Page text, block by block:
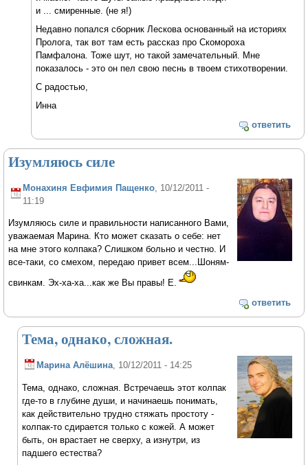
и ... смиренные. (не я!)
Недавно попался сборник Лескова основанный на историях
Пролога, так вот там есть рассказ про Скомороха
Памфалона. Тоже шут, но такой замечательный. Мне
показалось - это он пел свою песнь в твоем стихотворении.
С радостью,
Инна
ответить
Изумляюсь силе
Монахиня Евфимия Пащенко , 10/12/2011 -
11:19
Изумляюсь силе и правильности написанного Вами,
уважаемая Марина. Кто может сказать о себе: нет
на мне этого колпака? Слишком больно и честно. И
все-таки, со смехом, передаю привет всем...Шоням-
свинкам. Эх-ха-ха...как же Вы правы! Е.
ответить
Тема, однако, сложная.
Марина Алёшина, 10/12/2011 - 14:25
Тема, однако, сложная. Встречаешь этот колпак
где-то в глубине души, и начинаешь понимать,
как действительно трудно стяжать простоту -
колпак-то сдирается только с кожей. А может
быть, он врастает не сверху, а изнутри, из
падшего естества?